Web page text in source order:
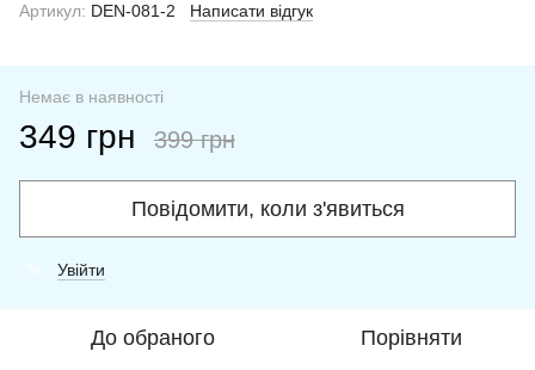
Артикул: DEN-081-2 Написати відгук
Немає в наявності
349 грн 399 грн
Повідомити, коли з'явиться
Увійти
До обраного Порівняти